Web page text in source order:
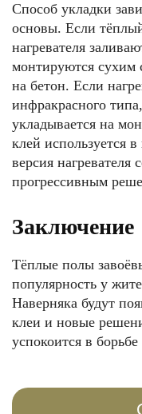
Способ укладки
основы. Если
нагревателя
монтируются сухим
на бетон. Если
инфракрасного
укладывается на
клей используется
версия нагревателя
прогрессивным
Заключение
Тёплые полы
популярность у
Наверняка будут
клеи и новые
успокоится в